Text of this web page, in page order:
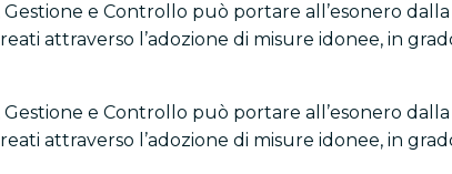
Gestione e Controllo può portare all’esonero
attraverso l’adozione di misure idonee, in
Gestione e Controllo può portare all’esonero
attraverso l’adozione di misure idonee, in